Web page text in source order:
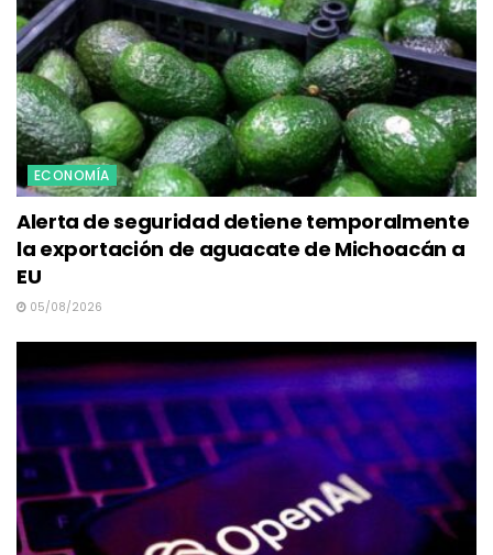
ECONOMÍA
Alerta de seguridad detiene temporalmente
la exportación de aguacate de Michoacán a
EU
05/08/2026